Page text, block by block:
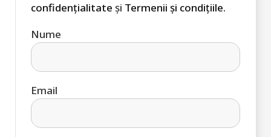
confidențialitate și Termenii și condițiile.
Nume
Email